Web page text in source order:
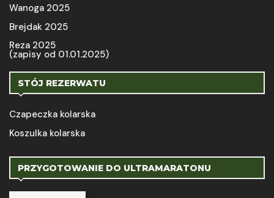
Wanoga 2025
Brejdak 2025
Reza 2025
(zapisy od 01.01.2025)
STÓJ REZERWATU
Czapeczka kolarska
Koszulka kolarska
PRZYGOTOWANIE DO ULTRAMARATONU